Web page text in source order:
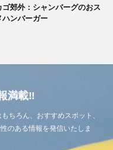
ゴ郊外：シャンバーグのおス
ハンバーガー
満載‼
ちろん、おすすめスポット、
のある情報を発信いたしま